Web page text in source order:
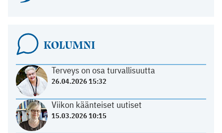
KOLUMNI
Terveys on osa turvallisuutta
26.04.2026 15:32
Viikon käänteiset uutiset
15.03.2026 10:15